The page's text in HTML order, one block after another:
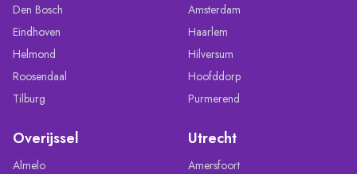
Den Bosch
Eindhoven
Helmond
Roosendaal
Tilburg
Amsterdam
Haarlem
Hilversum
Hoofddorp
Purmerend
Overijssel
Almelo
Utrecht
Amersfoort